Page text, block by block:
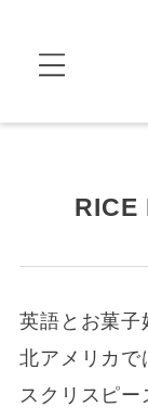
RICE
英語とお菓子
北アメリカで
スクリスピー